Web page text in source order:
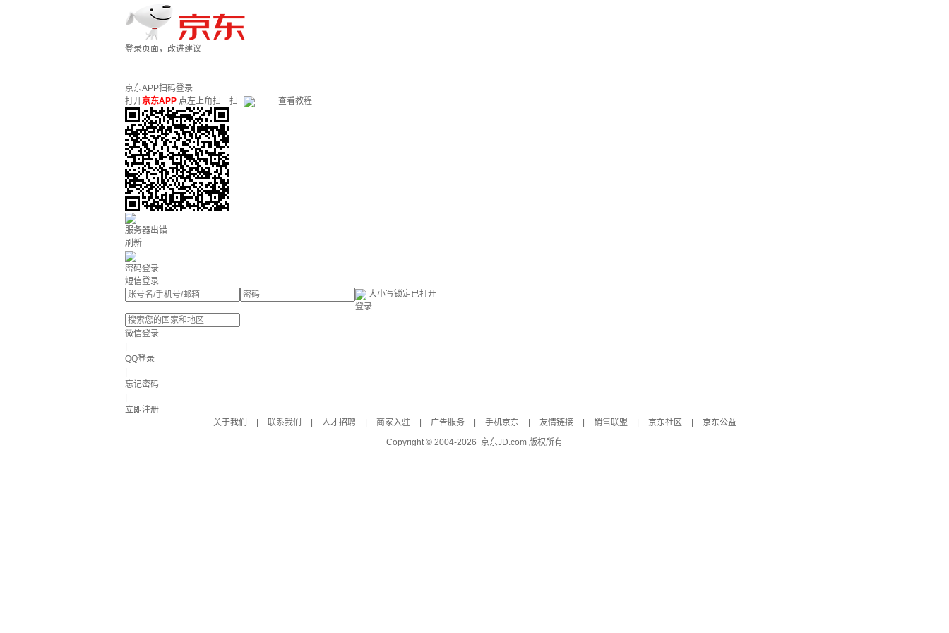
登录页面，改进建议
京东APP扫码登录
打开京东APP 点左上角扫一扫 查看教程
服务器出错
刷新
密码登录
短信登录
大小写锁定已打开
登录
微信登录
QQ登录
忘记密码
立即注册
关于我们
联系我们 人才招聘 商家入驻 广告服务 手机京东 友情链接 销售联盟 京东社区
京东公益
Copyright © 2004-2026 京东JD.com 版权所有